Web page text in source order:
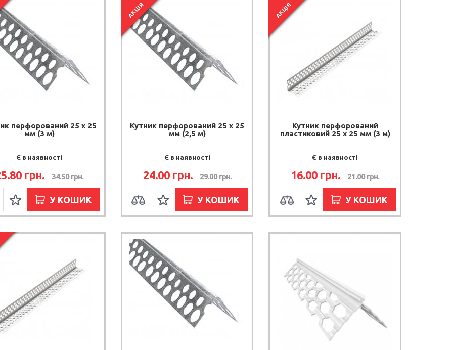
перфорований 25 х 25
мм (3 м)
Є в наявності
грн. 34.50 грн.
У КОШИК
АКЦІЯ
Кутник перфорований 25 х 25
мм (2,5 м)
Є в наявності
24.00 грн. 29.00 грн.
У КОШИК
АКЦІЯ
Кутник перфорований
пластиковий 25 х 25 мм (3 м)
Є в наявності
16.00 грн. 21.00 грн.
У КОШИК